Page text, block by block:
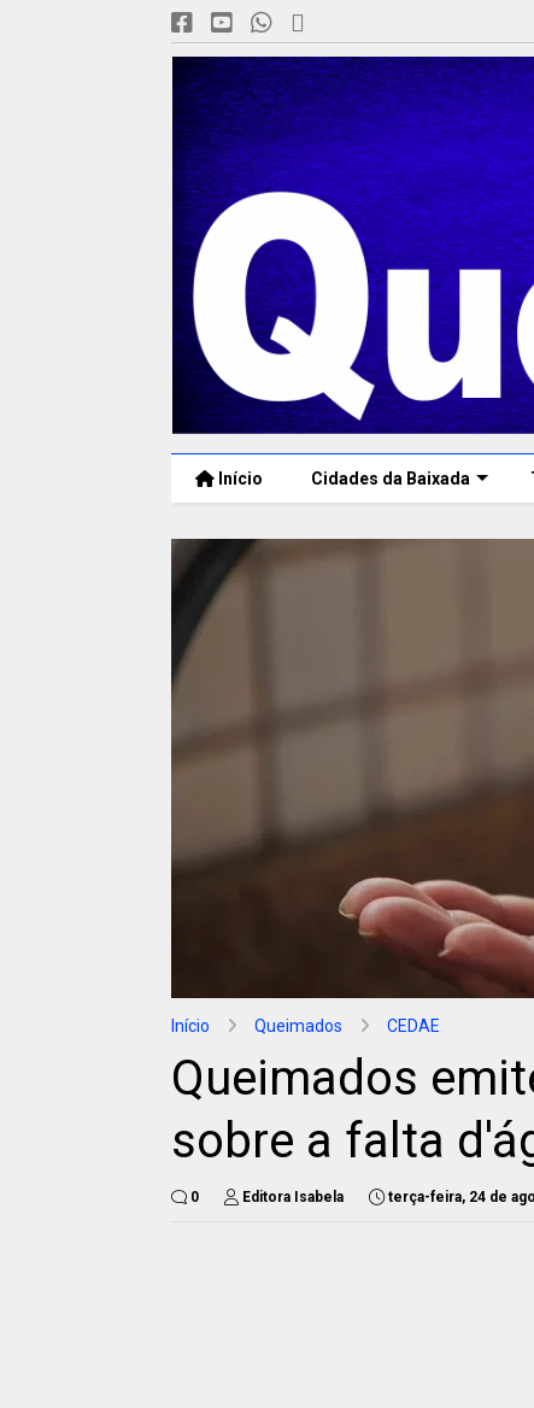
Início Cidades da Baixada
Início Queimados CEDAE
Queimados
sobre a falta
0 Editora Isabela terça-feira, 24 de